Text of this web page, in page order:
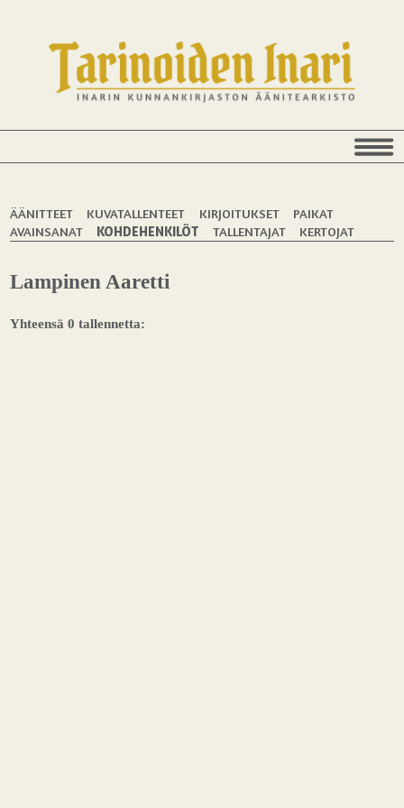
ÄÄNITTEET KUVATALLENTEET KIRJOITUKSET
PAIKAT
AVAINSANAT
KOHDEHENKILÖT TALLENTAJAT KERTOJAT
Lampinen Aaretti
Yhteensä 0 tallennetta: